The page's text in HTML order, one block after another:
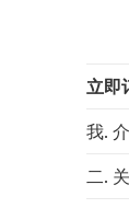
立即
我.
二.